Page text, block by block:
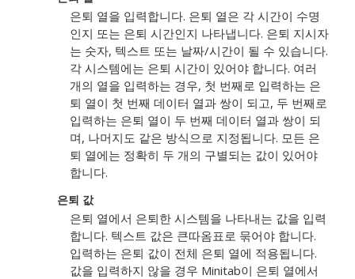
은퇴 열을 입력합니다. 은퇴 열은 각 시간이 수명
인지 또는 은퇴 시간인지 나타냅니다. 은퇴 지시자
는 숫자, 텍스트 또는 날짜/시간이 될 수 있습니다.
각 시스템에는 은퇴 시간이 있어야 합니다. 여러
개의 열을 입력하는 경우, 첫 번째로 입력하는 은
퇴 열이 첫 번째 데이터 열과 쌍이 되고, 두 번째로
입력하는 은퇴 열이 두 번째 데이터 열과 쌍이 되
며, 나머지도 같은 방식으로 지정됩니다. 모든 은
퇴 열에는 정확히 두 개의 구별되는 값이 있어야
합니다.
은퇴 값
은퇴 열에서 은퇴한 시스템을 나타내는 값을 입력
합니다. 텍스트 값은 큰따옴표로 묶어야 합니다.
입력하는 은퇴 값이 전체 은퇴 열에 적용됩니다.
값을 입력하지 않을 경우 Minitab이 은퇴 열에서